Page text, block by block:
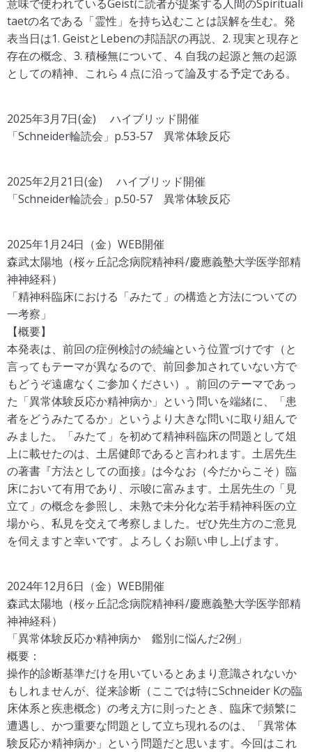
意味で使われているGeistに読者が提案する⼈間のSpirituali
taetの名である「霊性」を持ち込むことは誤解を⽣む。発
表当⽇は1. GeistとLebenの邦語訳の再説、2. 現実と現存と
存在の概念、3. 積極無について、4. ⾃我の起源と無の起源
としての精神、これら４点に沿って論及する予定である。
2025年3月7日(金) ハイブリッド開催
「Schneider輪読会」p.53-57 異常体験反応
2025年2月21日(金) ハイブリッド開催
「Schneider輪読会」p.50-57 異常体験反応
2025年1月24日（金）WEB開催
森武太陽地（桜ヶ丘記念病院精神科/慶應義塾大学医学部精
神神経科）
「精神科臨床における「みたて」の構造と方法についての
一考察」
【概要】
本発表は、前回の症例検討の続編という位置づけです（と
言ってもテーマが異なるので、前回参加されていない方で
もどうぞ遠慮なくご参加ください）。前回のテーマであっ
た「異常体験反応か精神病か」という問いを端緒に、「患
者をどうみたてるか」というより大きな問いに取り組んで
みました。「みたて」を初めて精神科臨床の問題として俎
上に載せたのは、土居健郎であると言われます。土居先生
の著書『方法としての面接』は今なお（今だからこそ）臨
床において有用であり、示唆に富みます。土居先生の「見
立て」の概念を参照し、未熟で未分化な若手精神科医の立
場から、私見を交えて考察しました。ぜひ先生方のご意見
を伺えますと幸いです。よろしくお願い申し上げます。
2024年12月6日（金）WEB開催
森武太陽地（桜ヶ丘記念病院精神科/慶應義塾大学医学部精
神神経科）
「異常体験反応か精神病か 鑑別に悩んだ2例」
概要：
操作的診断基準だけを用いているとあまり意識されないか
もしれませんが、従来診断（ここでは特にSchneider Kの臨
床体系と疾患概念）の考え方に則ったとき、臨床で頻繁に
遭遇し、かつ重要な問題として立ち現れるのは、「異常体
験反応か精神病か」という問題だと思います。今回はこれ